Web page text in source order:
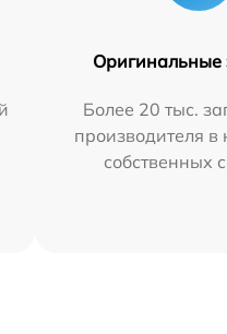
Оригинальные
Более 20 тыс.
производителя
собственных